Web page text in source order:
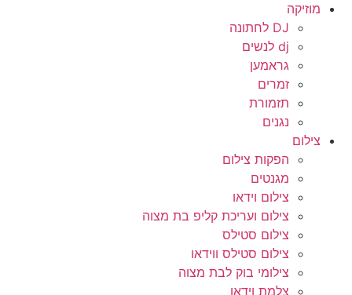
מוזיקה
DJ לחתונה
dj לנשים
גראמען
זמרים
תזמורת
נגנים
צילום
הפקות צילום
מגנטים
צילום וידאו
צילום ועריכת קליפ בת מצוה
צילום סטילס
צילום סטילס ווידאו
צילומי בוק לבת מצוה
צלמת וידאו